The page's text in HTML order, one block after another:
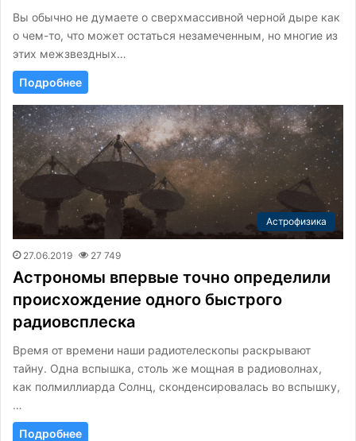
Вы обычно не думаете о сверхмассивной черной дыре как
о чем-то, что может остаться незамеченным, но многие из
этих межзвездных…
Подробнее
Астрофизика
27.06.2019 27 749
Астрономы впервые точно определили
происхождение одного быстрого
радиовсплеска
Время от времени наши радиотелескопы раскрывают
тайну. Одна вспышка, столь же мощная в радиоволнах,
как полмиллиарда Солнц, сконденсировалась во вспышку,
…
Подробнее